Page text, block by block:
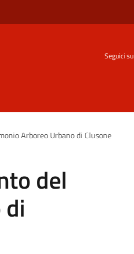
Seguici su
Arboreo Urbano di Clusone
del